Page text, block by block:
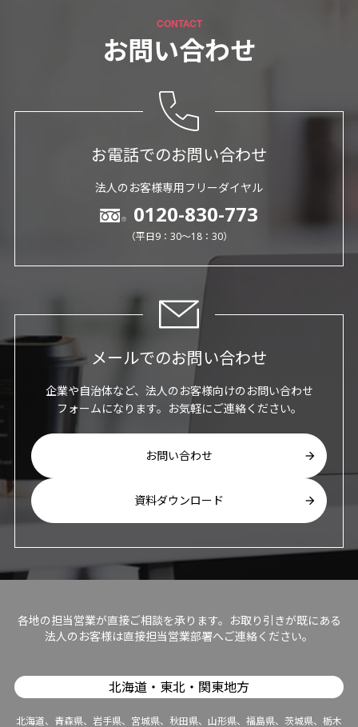
CONTACT
お問い合わせ
お電話でのお問い合わせ
法人のお客様専用フリーダイヤル
0120-830-773
（平日9：30～18：30）
メールでのお問い合わせ
企業や自治体など、法人のお客様向けのお問い合わせ
フォームになります。お気軽にご連絡ください。
お問い合わせ
資料ダウンロード
各地の担当営業が直接ご相談を承ります。お取り引きが既にある
法人のお客様は直接担当営業部署へご連絡ください。
北海道・東北・関東地方
北海道、青森県、岩手県、宮城県、秋田県、山形県、福島県、茨城県、栃木